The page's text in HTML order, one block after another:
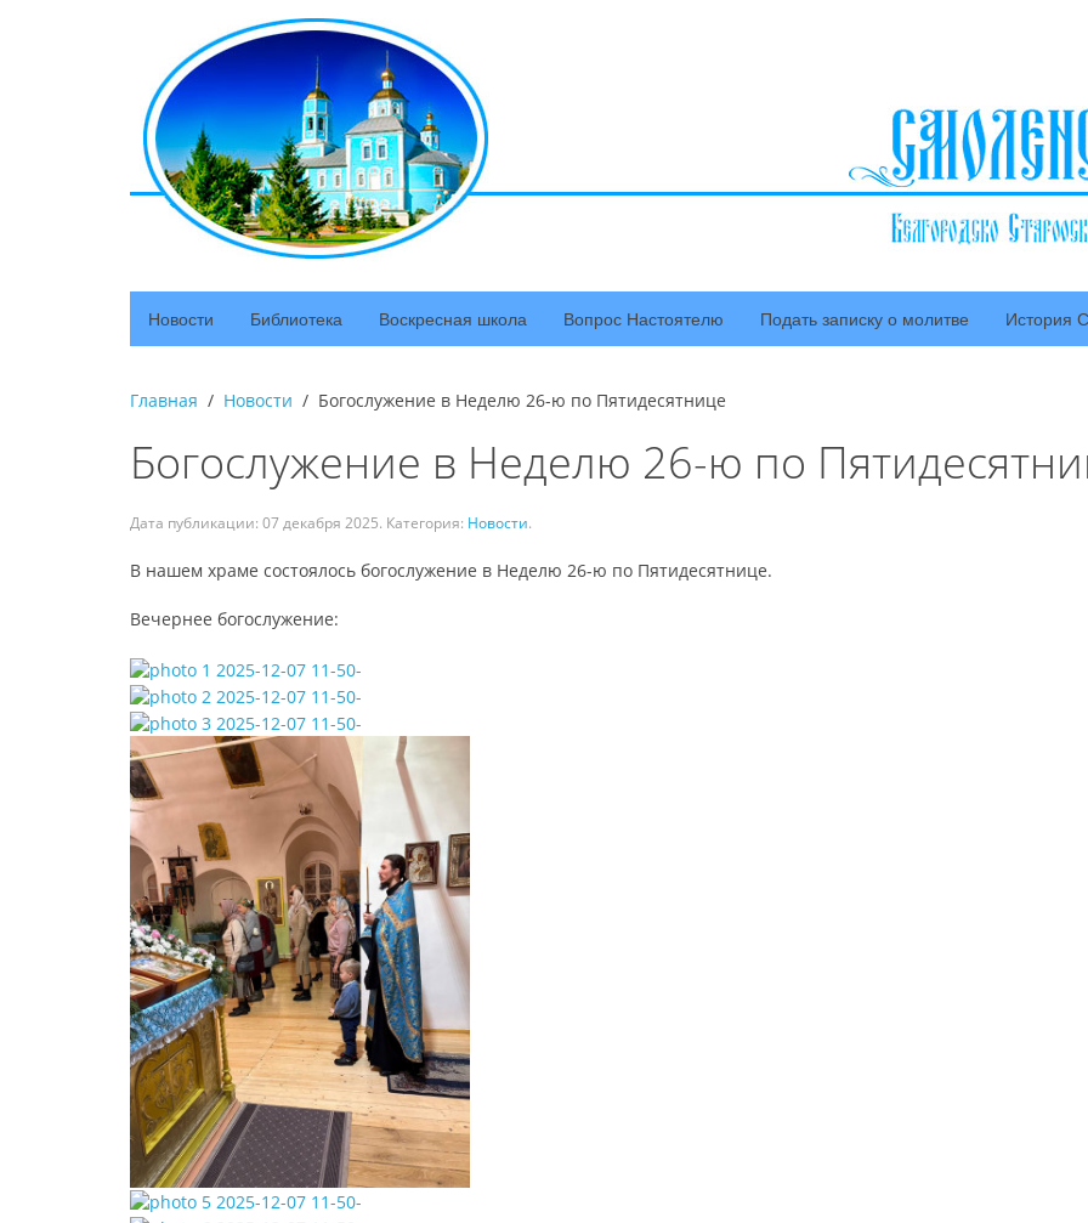
Новости Библиотека Воскресная школа Вопрос Настоятелю Подать записку о молитве История
Главная Новости Богослужение в Неделю 26-ю по Пятидесятнице
Богослужение в Неделю 26-ю по
Дата публикации: 07 декабря 2025. Категория: Новости.
В нашем храме состоялось богослужение в Неделю 26-ю по Пятидесятнице.
Вечернее богослужение: